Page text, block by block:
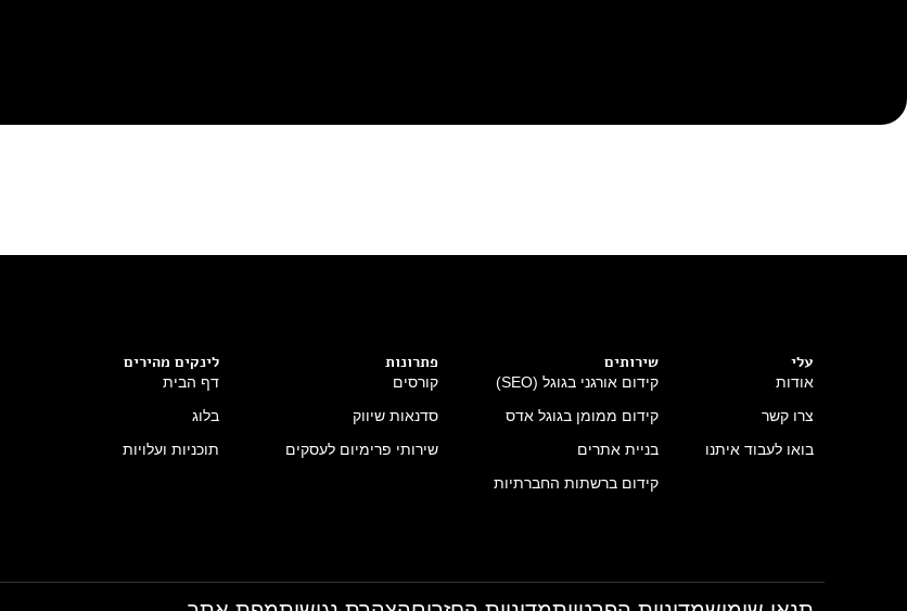
לינקים מהירים
דף הבית
בלוג
תוכניות ועלויות
פתרונות
קורסים
סדנאות שיווק
שירותי פרימיום לעסקים
שירותים
קידום אורגני בגוגל (SEO)
קידום ממומן בגוגל אדס
בניית אתרים
קידום ברשתות החברתיות
עלי
אודות
צרו קשר
בואו לעבוד איתנו